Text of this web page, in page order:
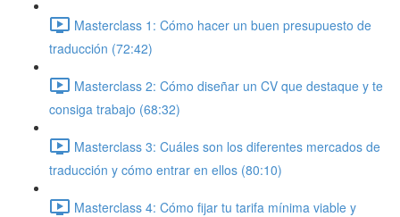
Masterclass 1: Cómo hacer un buen presupuesto de
traducción (72:42)
Masterclass 2: Cómo diseñar un CV que destaque y te
consiga trabajo (68:32)
Masterclass 3: Cuáles son los diferentes mercados de
traducción y cómo entrar en ellos (80:10)
Masterclass 4: Cómo fijar tu tarifa mínima viable y